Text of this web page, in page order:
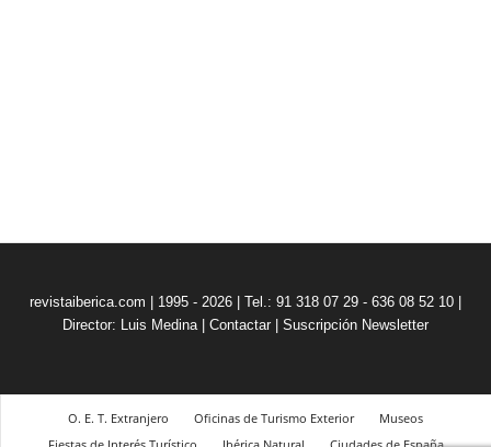
revistaiberica.com | 1995 - 2026 | Tel.: 91 318 07 29 - 636 08 52 10 |
Director: Luis Medina| Contactar Suscripción Newsletter
O. E. T. Extranjero Oficinas de Turismo Exterior
Museos